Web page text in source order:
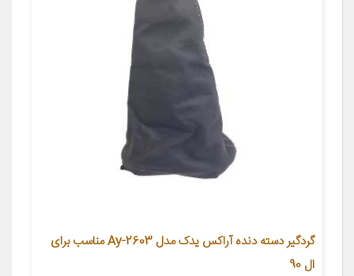
گردگیر دسته دنده آراکس یدک مدل Ay-2603 مناسب برای
ال 90